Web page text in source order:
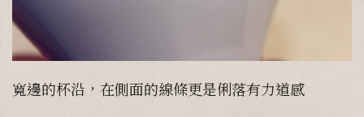
寬邊的杯沿，在側面的線條更是俐落有力道感